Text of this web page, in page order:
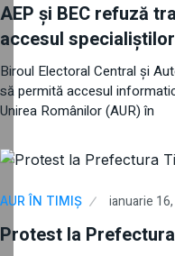
AEP și BEC refuză
accesul specialiștilor
Biroul Electoral Central și
să permită accesul
Unirea Românilor (AUR) în
AUR ÎN TIMIȘ ianuarie
Protest la